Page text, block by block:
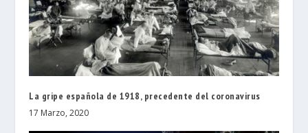
La gripe española de 1918, precedente del coronavirus
17 Marzo, 2020